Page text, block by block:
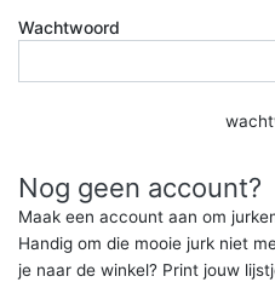
Wachtwoord
Nog geen account?
Maak een account aan om
Handig om die mooie jurk niet
je naar de winkel? Print jouw